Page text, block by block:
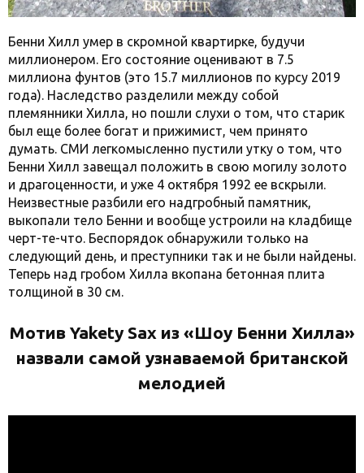
Бенни Хилл умер в скромной квартирке, будучи
миллионером. Его состояние оценивают в 7.5
миллиона фунтов (это 15.7 миллионов по курсу 2019
года). Наследство разделили между собой
племянники Хилла, но пошли слухи о том, что старик
был еще более богат и прижимист, чем принято
думать. СМИ легкомысленно пустили утку о том, что
Бенни Хилл завещал положить в свою могилу золото
и драгоценности, и уже 4 октября 1992 ее вскрыли.
Неизвестные разбили его надгробный памятник,
выкопали тело Бенни и вообще устроили на кладбище
черт-те-что. Беспорядок обнаружили только на
следующий день, и преступники так и не были найдены.
Теперь над гробом Хилла вкопана бетонная плита
толщиной в 30 см.
Мотив Yakety Sax из «Шоу Бенни Хилла»
назвали самой узнаваемой британской
мелодией